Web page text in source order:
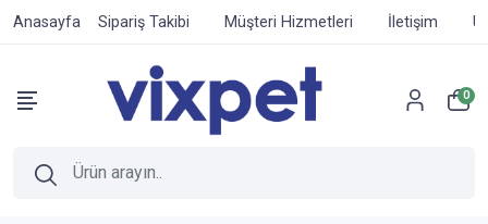
Anasayfa Sipariş Takibi Müşteri Hizmetleri İletişim
0